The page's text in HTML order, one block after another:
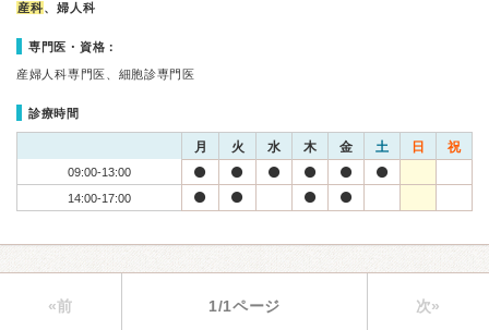
産科、婦人科
専門医・資格：
産婦人科専門医、細胞診専門医
診療時間
月 火 水 木 金 土 日 祝
09:00-13:00
14:00-17:00
«前 1/1ページ 次»